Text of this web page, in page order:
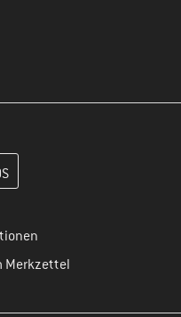
erstelle im nächsten
Merkzettel